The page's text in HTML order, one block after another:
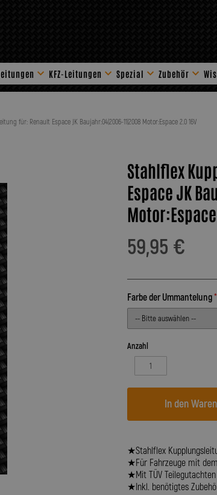
KFZ-Leitungen Spezial Zubehör
Stahlflex
für: Renault Espace JK Baujahr:04|2006-11|2008 Motor:Espace 2.0 16V
Stahlflex
Espace JK
59,95 €
Farbe der Ummantelung
Anzahl
In den
★Stahlflex
★Für Fahrzeuge mit dem
★Mit TÜV Teilegutachten
★Inkl. benötigtes